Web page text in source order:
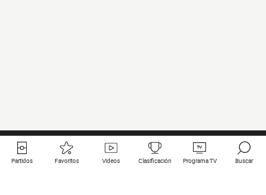
Partidos Favoritos Videos Clasificación Programa TV Buscar